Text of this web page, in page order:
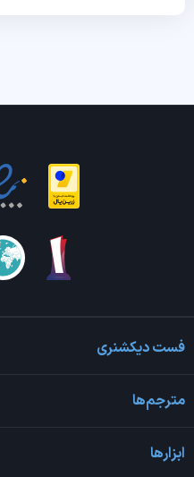
فست دیکشنری
مترجم‌ها
ابزارها